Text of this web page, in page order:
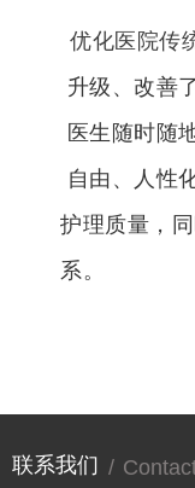
优化医院传
升级、改善
医生随时随
自由、人性
护理质量，
系。
联系我们 /